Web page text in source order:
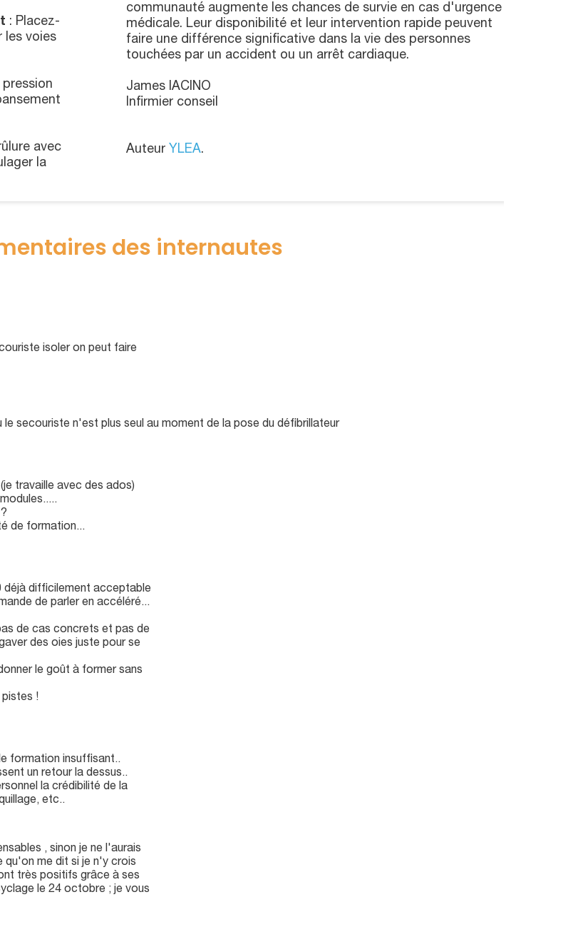
: Placez-
les voies
pression
avec
la
communauté augmente les chances de survie en cas d'urgence
médicale. Leur disponibilité et leur intervention rapide peuvent
faire une différence significative dans la vie des personnes
touchées par un accident ou un arrêt cardiaque.
James IACINO
Infirmier conseil
Auteur YLEA.
des internautes
isoler on peut faire
secouriste n'est plus seul au moment de la pose du défibrillateur
travaille avec des ados)
de formation...
déjà difficilement acceptable
de parler en accéléré...
de cas concrets et pas de
des oies juste pour se
le goût à former sans
pistes !
formation insuffisant..
un retour la dessus..
la crédibilité de la
etc..
, sinon je ne l'aurais
qu'on me dit si je n'y crois
très positifs grâce à ses
le 24 octobre ; je vous